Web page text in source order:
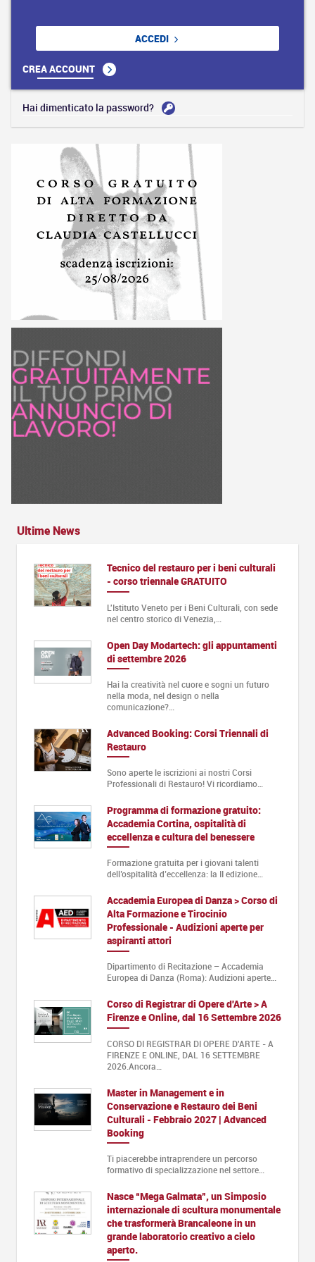
ACCEDI
CREA ACCOUNT
Hai dimenticato la password?
Ultime News
Tecnico del restauro per i beni culturali
- corso triennale GRATUITO
L'Istituto Veneto per i Beni Culturali, con sede
nel centro storico di Venezia,…
Open Day Modartech: gli appuntamenti
di settembre 2026
Hai la creatività nel cuore e sogni un futuro
nella moda, nel design o nella
comunicazione?…
Advanced Booking: Corsi Triennali di
Restauro
Sono aperte le iscrizioni ai nostri Corsi
Professionali di Restauro! Vi ricordiamo…
Programma di formazione gratuito:
Accademia Cortina, ospitalità di
eccellenza e cultura del benessere
Formazione gratuita per i giovani talenti
dell’ospitalità d’eccellenza: la II edizione…
Accademia Europea di Danza > Corso di
Alta Formazione e Tirocinio
Professionale - Audizioni aperte per
aspiranti attori
Dipartimento di Recitazione – Accademia
Europea di Danza (Roma): Audizioni aperte…
Corso di Registrar di Opere d'Arte > A
Firenze e Online, dal 16 Settembre 2026
CORSO DI REGISTRAR DI OPERE D'ARTE - A
FIRENZE E ONLINE, DAL 16 SETTEMBRE
2026.Ancora…
Master in Management e in
Conservazione e Restauro dei Beni
Culturali - Febbraio 2027 | Advanced
Booking
Ti piacerebbe intraprendere un percorso
formativo di specializzazione nel settore…
Nasce “Mega Galmata”, un Simposio
internazionale di scultura monumentale
che trasformerà Brancaleone in un
grande laboratorio creativo a cielo
aperto.